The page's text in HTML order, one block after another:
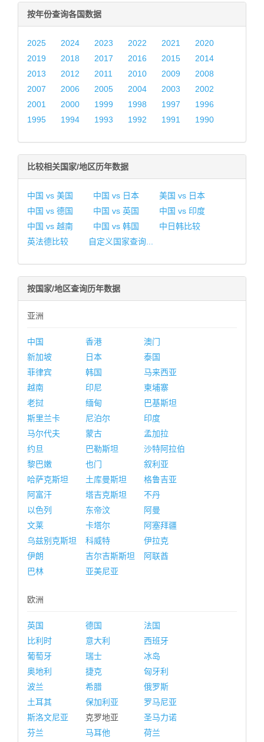
按年份查询各国数据
2025 2024 2023 2022 2021
2020
2019
2018 2017 2016 2015
2014
2013
2012 2011 2010 2009
2008
2007
2006 2005 2004 2003
2002
2001
2000 1999 1998 1997
1996
1995
1994 1993 1992 1991 1990
比较相关国家/地区历年数据
中国 vs 美国 中国 vs 日本
美国 vs 日本
中国 vs 德国
中国 vs 英国
中国 vs 印度
中国 vs 越南
中国 vs 韩国
中日韩比较
英法德比较
自定义国家查询...
按国家/地区查询历年数据
亚洲
中国 香港
澳门
新加坡
日本
泰国
菲律宾
韩国
马来西亚
越南
印尼
柬埔寨
老挝
缅甸
巴基斯坦
斯里兰卡
尼泊尔
印度
马尔代夫
蒙古
孟加拉
约旦
巴勒斯坦
沙特阿拉伯
黎巴嫩
也门
叙利亚
哈萨克斯坦
土库曼斯坦
格鲁吉亚
阿富汗
塔吉克斯坦
不丹
以色列
东帝汶
阿曼
文莱
卡塔尔
阿塞拜疆
乌兹别克斯坦
科威特
伊拉克
伊朗
吉尔吉斯斯坦
阿联酋
巴林
亚美尼亚
欧洲
英国 德国
法国
比利时
意大利
西班牙
葡萄牙
瑞士
冰岛
奥地利
捷克
匈牙利
波兰
希腊
俄罗斯
土耳其
保加利亚
罗马尼亚
斯洛文尼亚
克罗地亚
圣马力诺
芬兰
马耳他
荷兰